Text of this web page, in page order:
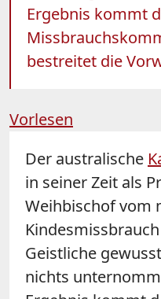
Ergebnis kommt
bestreitet die
Vorlesen
Der australische
in seiner Zeit als
Weihbischof vom
Geistliche
nichts